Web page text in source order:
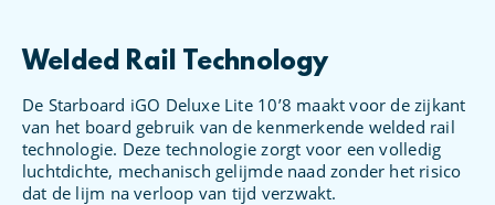
Welded Rail Technology
De Starboard iGO Deluxe Lite 10’8 maakt voor de zijkant
van het board gebruik van de kenmerkende welded rail
technologie. Deze technologie zorgt voor een volledig
luchtdichte, mechanisch gelijmde naad zonder het risico
dat de lijm na verloop van tijd verzwakt.